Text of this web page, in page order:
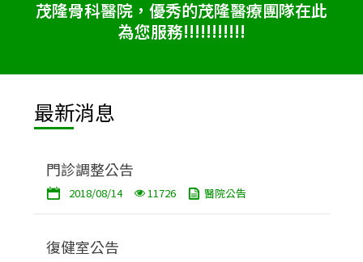
茂隆骨科醫院，優秀的茂隆醫療團隊在此
為您服務!!!!!!!!!!!
最新消息
門診調整公告
2018/08/14 11726 醫院公告
復健室公告